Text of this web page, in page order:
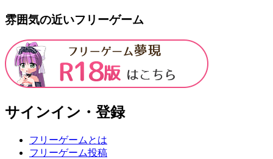
雰囲気の近いフリーゲーム
サインイン・登録
フリーゲームとは
フリーゲーム投稿